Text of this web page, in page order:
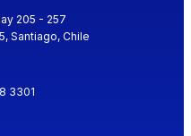
205 - 257
Santiago, Chile
3301